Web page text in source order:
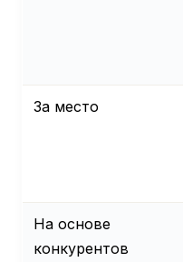
За место
На основе
конкурентов